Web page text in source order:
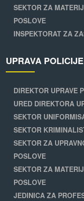
SEKTOR ZA
POSLOVE
INSPEKTORAT ZA
UPRAVA POLICIJE
DIREKTOR UPRAVE
URED DIREKTORA
SEKTOR
SEKTOR
SEKTOR ZA
POSLOVE
SEKTOR ZA
POSLOVE
JEDINICA ZA